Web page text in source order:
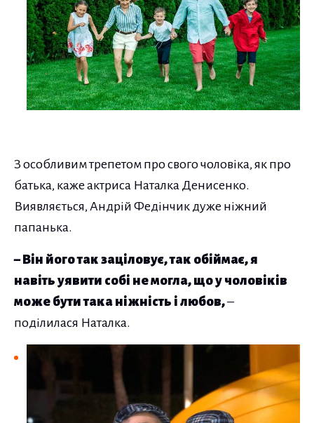
З особливим трепетом про свого чоловіка, як про
батька, каже актриса Наталка Денисенко.
Виявляється, Андрій Федінчик дуже ніжний
папанька.
– Він його так заціловує, так обіймає, я
навіть уявити собі не могла, що у чоловіків
може бути така ніжність і любов,–
поділилася Наталка.